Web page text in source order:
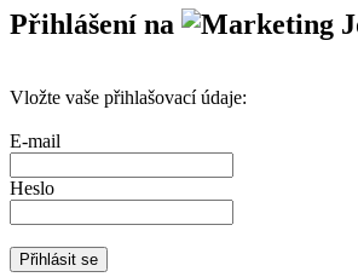
Přihlášení na
Vložte vaše přihlašovací údaje:
E-mail
Heslo